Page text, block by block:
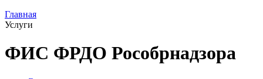
Главная
Услуги
ФИС ФРДО Рособрнадзора